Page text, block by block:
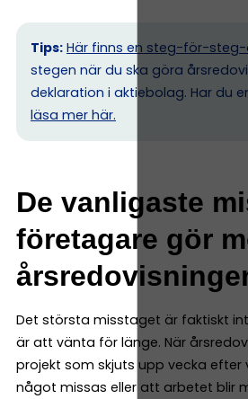
Tips: Här finns en steg-för-
stegen när du ska göra
deklaration i aktiebolag. Har du
läsa mer här.
De vanligaste
företagare gör
Det största misstaget är faktiskt
är att vänta för länge. När
projekt som skjuts upp vecka efter
något missas eller att arbetet blir